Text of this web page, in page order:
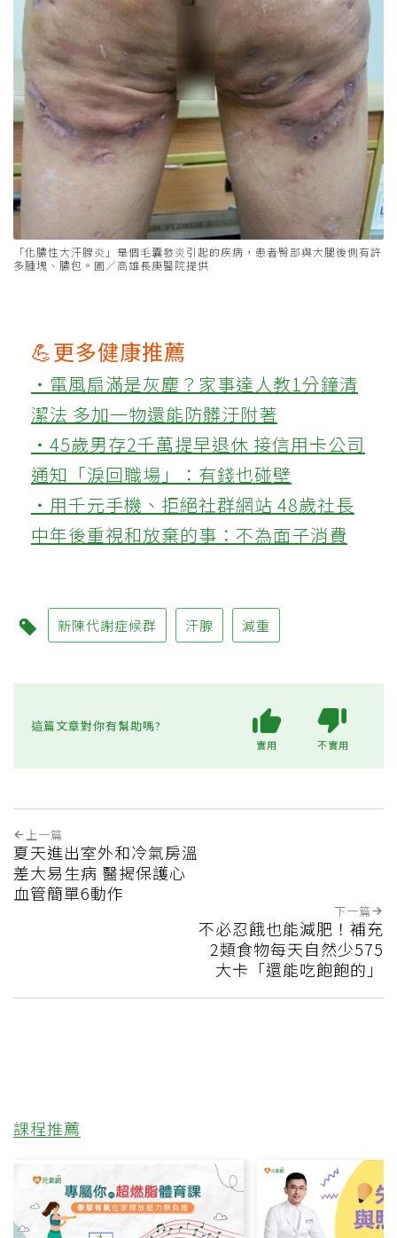
「化膿性大汗腺炎」是個毛囊發炎引起的疾病，患者臀部與大腿後側有許
多腫塊、膿包。圖／高雄長庚醫院提供
💪更多健康推薦
‧電風扇滿是灰塵？家事達人教1分鐘清
潔法 多加一物還能防髒汙附著
‧45歲男存2千萬提早退休 接信用卡公司
通知「淚回職場」：有錢也碰壁
‧用千元手機、拒絕社群網站 48歲社長
中年後重視和放棄的事：不為面子消費
新陳代謝症候群 汗腺 減重
這篇文章對你有幫助嗎?
實用 不實用
上一篇
夏天進出室外和冷氣房溫
差大易生病 醫揭保護心
血管簡單6動作
下一篇
不必忍餓也能減肥！補充
2類食物每天自然少575
大卡「還能吃飽飽的」
課程推薦